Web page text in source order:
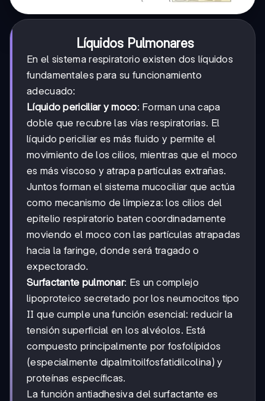
Líquidos Pulmonares
En el sistema respiratorio existen dos líquidos
fundamentales para su funcionamiento
adecuado:
Líquido periciliar y moco: Forman una capa
doble que recubre las vías respiratorias. El
líquido periciliar es más fluido y permite el
movimiento de los cilios, mientras que el moco
es más viscoso y atrapa partículas extrañas.
Juntos forman el sistema mucociliar que actúa
como mecanismo de limpieza: los cilios del
epitelio respiratorio baten coordinadamente
moviendo el moco con las partículas atrapadas
hacia la faringe, donde será tragado o
expectorado.
Surfactante pulmonar: Es un complejo
lipoproteico secretado por los neumocitos tipo
II que cumple una función esencial: reducir la
tensión superficial en los alvéolos. Está
compuesto principalmente por fosfolípidos
(especialmente dipalmitoilfosfatidilcolina) y
proteínas específicas.
La función antiadhesiva del surfactante es